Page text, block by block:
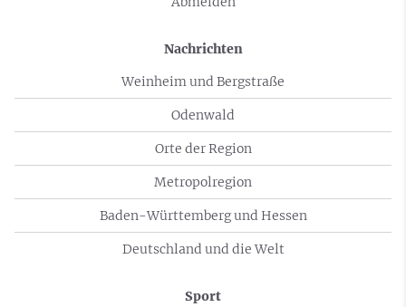
Nachrichten
Weinheim und Bergstraße
Odenwald
Orte der Region
Metropolregion
Baden-Württemberg und Hessen
Deutschland und die Welt
Sport